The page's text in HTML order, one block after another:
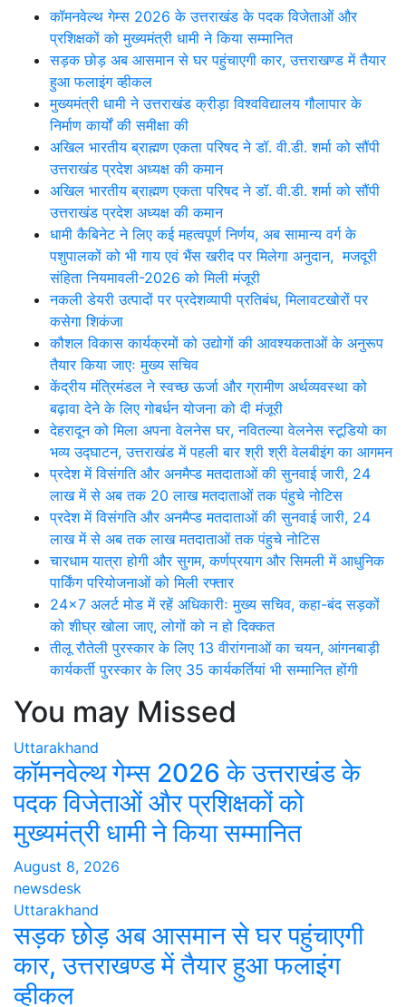
कॉमनवेल्थ गेम्स 2026 के उत्तराखंड के पदक विजेताओं और
प्रशिक्षकों को मुख्यमंत्री धामी ने किया सम्मानित
सड़क छोड़ अब आसमान से घर पहुंचाएगी कार, उत्तराखण्ड में तैयार
हुआ फलाइंग व्हीकल
मुख्यमंत्री धामी ने उत्तराखंड क्रीड़ा विश्वविद्यालय गौलापार के
निर्माण कार्यों की समीक्षा की
अखिल भारतीय ब्राह्मण एकता परिषद ने डॉ. वी.डी. शर्मा को सौंपी
उत्तराखंड प्रदेश अध्यक्ष की कमान
अखिल भारतीय ब्राह्मण एकता परिषद ने डॉ. वी.डी. शर्मा को सौंपी
उत्तराखंड प्रदेश अध्यक्ष की कमान
धामी कैबिनेट ने लिए कई महत्वपूर्ण निर्णय, अब सामान्य वर्ग के
पशुपालकों को भी गाय एवं भैंस खरीद पर मिलेगा अनुदान, मजदूरी
संहिता नियमावली-2026 को मिली मंजूरी
नकली डेयरी उत्पादों पर प्रदेशव्यापी प्रतिबंध, मिलावटखोरों पर
कसेगा शिकंजा
कौशल विकास कार्यक्रमों को उद्योगों की आवश्यकताओं के अनुरूप
तैयार किया जाएः मुख्य सचिव
केंद्रीय मंत्रिमंडल ने स्वच्छ ऊर्जा और ग्रामीण अर्थव्यवस्था को
बढ़ावा देने के लिए गोबर्धन योजना को दी मंजूरी
देहरादून को मिला अपना वेलनेस घर, नवितल्या वेलनेस स्टूडियो का
भव्य उद्घाटन, उत्तराखंड में पहली बार श्री श्री वेलबीइंग का आगमन
प्रदेश में विसंगति और अनमैप्ड मतदाताओं की सुनवाई जारी, 24
लाख में से अब तक 20 लाख मतदाताओं तक पंहुचे नोटिस
प्रदेश में विसंगति और अनमैप्ड मतदाताओं की सुनवाई जारी, 24
लाख में से अब तक लाख मतदाताओं तक पंहुचे नोटिस
चारधाम यात्रा होगी और सुगम, कर्णप्रयाग और सिमली में आधुनिक
पार्किंग परियोजनाओं को मिली रफ्तार
24×7 अलर्ट मोड में रहें अधिकारीः मुख्य सचिव, कहा-बंद सड़कों
को शीघ्र खोला जाए, लोगों को न हो दिक्कत
तीलू रौतेली पुरस्कार के लिए 13 वीरांगनाओं का चयन, आंगनबाड़ी
कार्यकर्ती पुरस्कार के लिए 35 कार्यकर्तियां भी सम्मानित होंगी
You may Missed
Uttarakhand
कॉमनवेल्थ गेम्स 2026 के उत्तराखंड के
पदक विजेताओं और प्रशिक्षकों को
मुख्यमंत्री धामी ने किया सम्मानित
August 8, 2026
newsdesk
Uttarakhand
सड़क छोड़ अब आसमान से घर पहुंचाएगी
कार, उत्तराखण्ड में तैयार हुआ फलाइंग
व्हीकल